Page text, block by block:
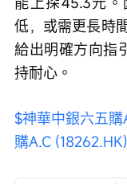
低，或需更長時
給出明確方向指
持耐心。
$神華中銀六五
購A.C